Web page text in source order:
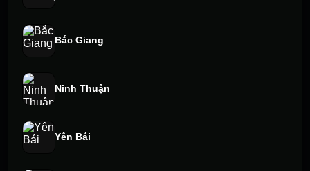
Bắc Giang
Ninh Thuận
Yên Bái